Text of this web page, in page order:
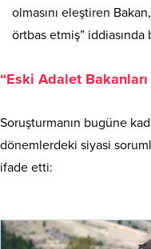
olmasını eleştiren
örtbas etmiş” iddiasında
“Eski Adalet
Soruşturmanın bugüne
dönemlerdeki siyasi
ifade etti: